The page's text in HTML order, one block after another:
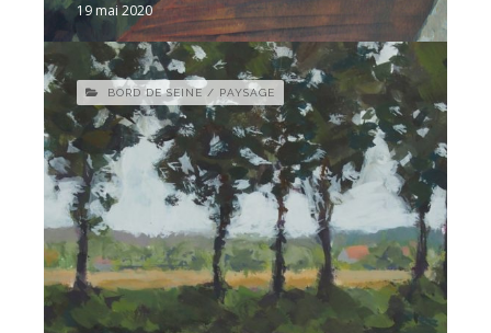
19 mai 2020
BORD DE SEINE / PAYSAGE